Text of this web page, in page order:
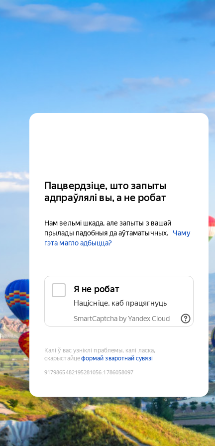
Пацвердзіце, што запыты
адпраўлялі вы, а не робат
Нам вельмі шкада, але запыты з вашай
прылады падобныя да аўтаматычных.
Чаму
гэта магло адбыцца?
Я не робат
Націсніце, каб працягнуць
SmartCaptcha by Yandex Cloud
Калі ў вас узніклі праблемы, калі ласка,
скарыстайцеформай зваротнай сувязі
9179865482195281056:1786058097